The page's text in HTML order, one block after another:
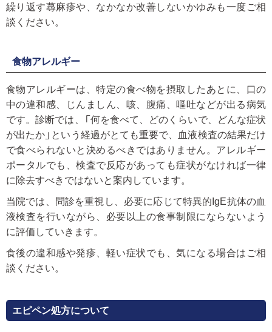
繰り返す蕁麻疹や、なかなか改善しないかゆみも一度ご相
談ください。
食物アレルギー
食物アレルギーは、特定の食べ物を摂取したあとに、口の
中の違和感、じんましん、咳、腹痛、嘔吐などが出る病気
です。診断では、「何を食べて、どのくらいで、どんな症状
が出たか」という経過がとても重要で、血液検査の結果だけ
で食べられないと決めるべきではありません。アレルギー
ポータルでも、検査で反応があっても症状がなければ一律
に除去すべきではないと案内しています。
当院では、問診を重視し、必要に応じて特異的IgE抗体の血
液検査を行いながら、必要以上の食事制限にならないよう
に評価していきます。
食後の違和感や発疹、軽い症状でも、気になる場合はご相
談ください。
エピペン処方について